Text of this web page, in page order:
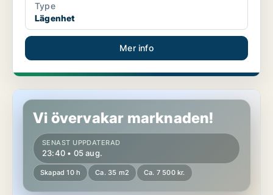
Type
Lägenhet
Mer info
Lägenhet i Lundby
Vi övervakar marknaden!
SENAST UPPDATERAD
23:40 • 05 aug.
Skapad 10 h Ca. 35 m2 Ca. 7 500 kr.